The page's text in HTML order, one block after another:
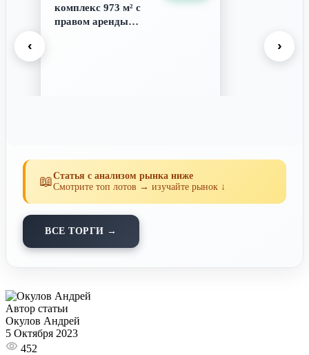
комплекс 973 м² с
правом аренды
‹ ›
📖Статья с анализом рынка ниже
Смотрите топ лотов → изучайте рынок ↓
ВСЕ ТОРГИ →
Автор статьи
Окулов Андрей
5 Октября 2023
452